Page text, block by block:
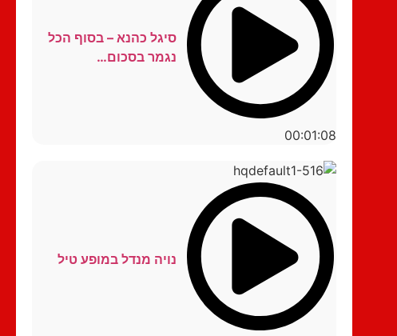
00:01:08
סיגל כהנא – בסוף הכל
נגמר בסכום…
נויה מנדל במופע טיל